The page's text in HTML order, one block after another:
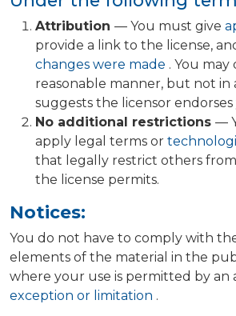
Attribution — You must give
provide a link to the license,
changes were made . You may
reasonable manner, but not in
suggests the licensor
No additional restrictions —
apply legal terms or
that legally restrict others
the license permits.
Notices:
You do not have to comply with
elements of the material in the
where your use is permitted by an
exception or limitation .